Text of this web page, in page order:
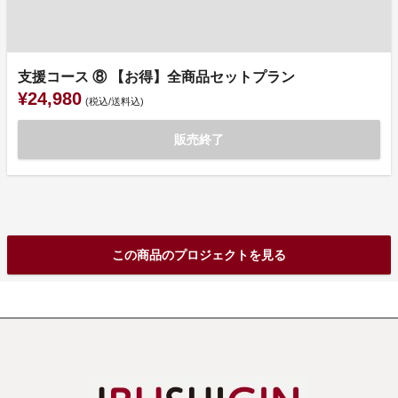
支援コース ⑧ 【お得】全商品セットプラン
¥24,980 (税込/送料込)
販売終了
この商品のプロジェクトを見る